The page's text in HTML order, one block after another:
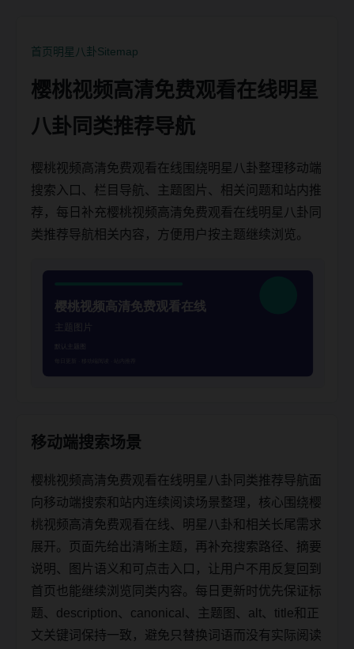
首页明星八卦Sitemap
樱桃视频高清免费观看在线明星
八卦同类推荐导航
樱桃视频高清免费观看在线围绕明星八卦整理移动端
搜索入口、栏目导航、主题图片、相关问题和站内推
荐，每日补充樱桃视频高清免费观看在线明星八卦同
类推荐导航相关内容，方便用户按主题继续浏览。
移动端搜索场景
樱桃视频高清免费观看在线明星八卦同类推荐导航面
向移动端搜索和站内连续阅读场景整理，核心围绕樱
桃视频高清免费观看在线、明星八卦和相关长尾需求
展开。页面先给出清晰主题，再补充搜索路径、摘要
说明、图片语义和可点击入口，让用户不用反复回到
首页也能继续浏览同类内容。每日更新时优先保证标
题、description、canonical、主题图、alt、title和正
文关键词保持一致，避免只替换词语而没有实际阅读